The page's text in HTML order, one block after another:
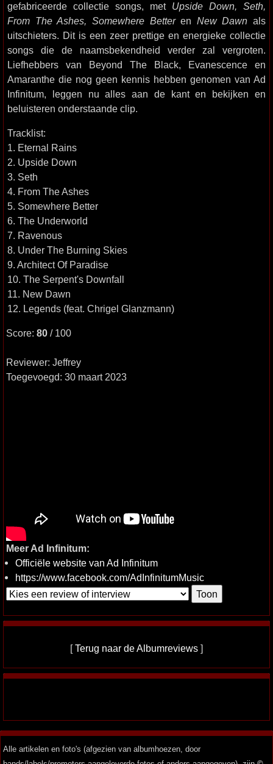
gefabriceerde collectie songs, met Upside Down, Seth,
From The Ashes, Somewhere Betteren New Dawn als
uitschieters. Dit is een zeer prettige en energieke collectie
songs die de naamsbekendheid verder zal vergroten.
Liefhebbers van Beyond The Black, Evanescence en
Amaranthe die nog geen kennis hebben genomen van Ad
Infinitum, leggen nu alles aan de kant en bekijken en
beluisteren onderstaande clip.
Tracklist:
1. Eternal Rains
2. Upside Down
3. Seth
4. From The Ashes
5. Somewhere Better
6. The Underworld
7. Ravenous
8. Under The Burning Skies
9. Architect Of Paradise
10. The Serpent's Downfall
11. New Dawn
12. Legends (feat. Chrigel Glanzmann)
Score: 80 / 100
Reviewer: Jeffrey
Toegevoegd: 30 maart 2023
Meer Ad Infinitum:
Officiële website van Ad Infinitum
https://www.facebook.com/AdInfinitumMusic
[Terug naar de Albumreviews ]
Alle artikelen en foto's (afgezien van albumhoezen, door